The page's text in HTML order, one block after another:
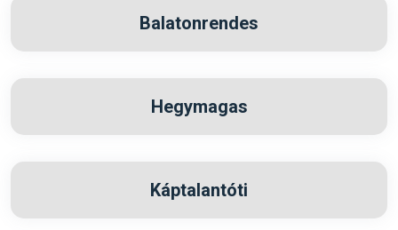
Balatonrendes
Hegymagas
Káptalantóti